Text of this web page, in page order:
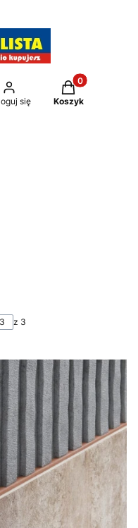
się
Produkty w
Koszyk
produkty
z 3